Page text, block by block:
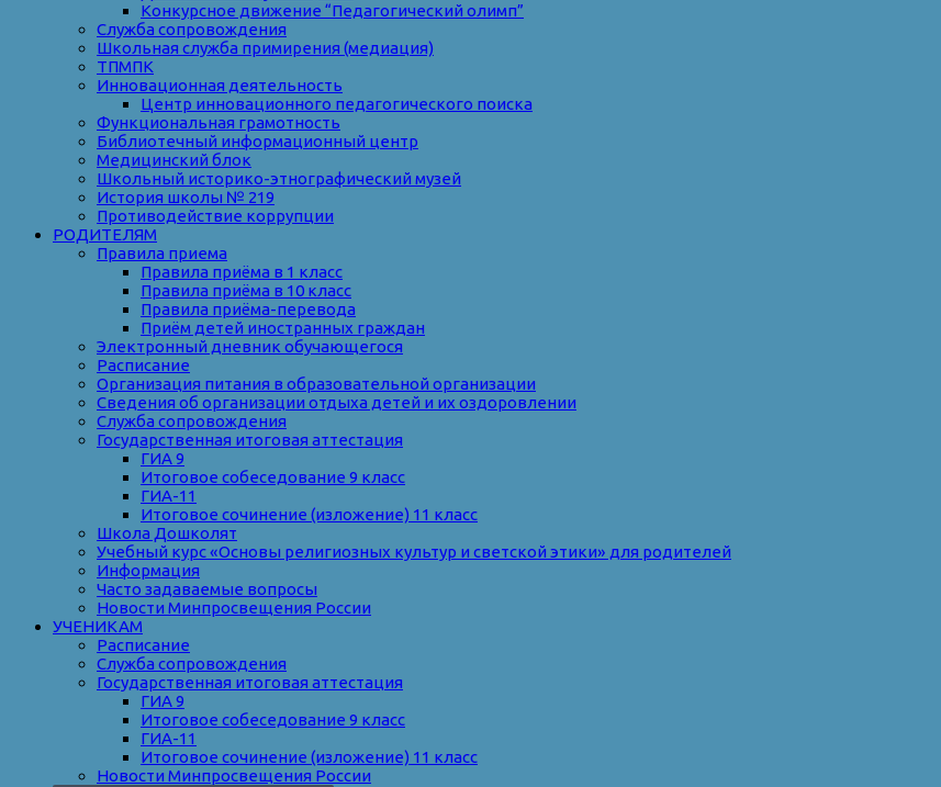
Конкурсное движение “Педагогический олимп”
Служба сопровождения
Школьная служба примирения (медиация)
ТПМПК
Инновационная деятельность
Центр инновационного педагогического поиска
Функциональная грамотность
Библиотечный информационный центр
Медицинский блок
Школьный историко-этнографический музей
История школы № 219
Противодействие коррупции
РОДИТЕЛЯМ
Правила приема
Правила приёма в 1 класс
Правила приёма в 10 класс
Правила приёма-перевода
Приём детей иностранных граждан
Электронный дневник обучающегося
Расписание
Организация питания в образовательной организации
Сведения об организации отдыха детей и их оздоровлении
Служба сопровождения
Государственная итоговая аттестация
ГИА 9
Итоговое собеседование 9 класс
ГИА-11
Итоговое сочинение (изложение) 11 класс
Школа Дошколят
Учебный курс «Основы религиозных культур и светской этики» для родителей
Информация
Часто задаваемые вопросы
Новости Минпросвещения России
УЧЕНИКАМ
Расписание
Служба сопровождения
Государственная итоговая аттестация
ГИА 9
Итоговое собеседование 9 класс
ГИА-11
Итоговое сочинение (изложение) 11 класс
Новости Минпросвещения России